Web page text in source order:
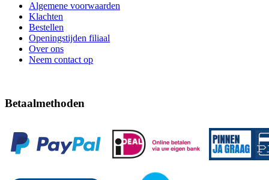
Algemene voorwaarden
Klachten
Bestellen
Openingstijden filiaal
Over ons
Neem contact op
Betaalmethoden